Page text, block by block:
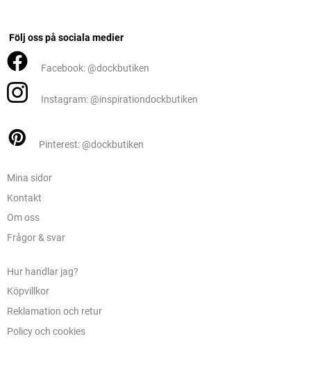
Följ oss på sociala medier
Facebook: @dockbutiken
Instagram: @inspirationdockbutiken
Pinterest: @dockbutiken
Mina sidor
Kontakt
Om oss
Frågor & svar
Hur handlar jag?
Köpvillkor
Reklamation och retur
Policy och cookies